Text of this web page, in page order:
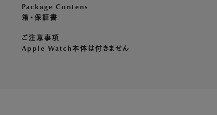
Package Contens
箱・保証書
ご注意事項
Apple Watch本体は付きません